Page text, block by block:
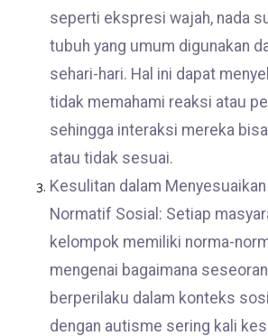
seperti ekspresi wajah, nada
tubuh yang umum digunakan
sehari-hari. Hal ini dapat
tidak memahami reaksi atau
sehingga interaksi mereka
atau tidak sesuai.
Kesulitan dalam
Normatif Sosial: Setiap
kelompok memiliki norma-
mengenai bagaimana
berperilaku dalam konteks
dengan autisme sering kali